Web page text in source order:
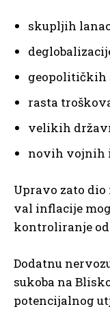
skupljih
geopolitičkih
rasta
velikih
novih vojnih
Upravo zato
val inflacije
kontroliranje
Dodatnu
sukoba na
potencijalnog